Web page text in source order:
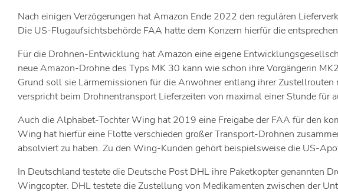
Nach einigen Verzögerungen hat Amazon Ende 2022 den regulären
Die US-Flugaufsichtsbehörde FAA hatte dem Konzern hierfür die
Für die Drohnen-Entwicklung hat Amazon eine eigene
neue Amazon-Drohne des Typs MK 30 kann wie schon ihre Vorgängerin
Grund soll sie Lärmemissionen für die Anwohner entlang ihrer
verspricht beim Drohnentransport Lieferzeiten von maximal einer Stunde für
Auch die Alphabet-Tochter Wing hat 2019 eine Freigabe der FAA für den
Wing hat hierfür eine Flotte verschieden großer Transport-Drohnen
absolviert zu haben. Zu den Wing-Kunden gehört beispielsweise die US-
In Deutschland testete die Deutsche Post DHL ihre Paketkopter genannten
Wingcopter. DHL testete die Zustellung von Medikamenten zwischen der